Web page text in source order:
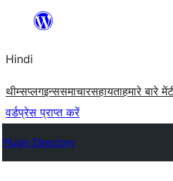
सामग्री
जाएं
Hindi
थीम्सप्लगइन्ससमाचारसहायताहमारे बारे में
वर्डप्रेस प्राप्त करें
Plugin Directory